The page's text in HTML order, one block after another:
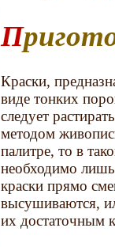
Краски,
виде тонких
следует
методом
палитре, то в
необходимо
краски прямо
высушиваются,
их достаточным